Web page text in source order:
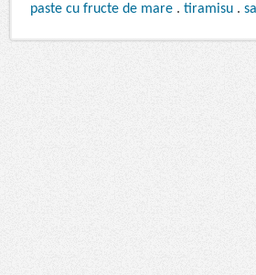
paste cu fructe de mare . tiramisu .